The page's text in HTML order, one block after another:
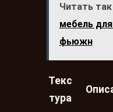
Читать
мебель
фьюжн
Текс
тура